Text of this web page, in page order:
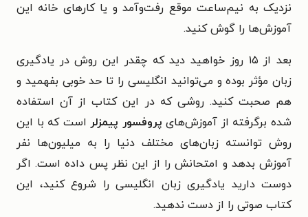
نزدیک به نیم‌ساعت موقع رفت‌وآمد و یا کارهای خانه این
آموزش‌ها را گوش کنید.
بعد از ۱۵ روز خواهید دید که چقدر این روش در یادگیری
زبان مؤثر بوده و می‌توانید انگلیسی را تا حد خوبی بفهمید و
هم صحبت کنید. روشی که در این کتاب از آن استفاده
شده برگرفته از آموزش‌های پروفسور پیمزلر است که با این
روش توانسته زبان‌های مختلف دنیا را به میلیون‌ها نفر
آموزش بدهد و امتحانش را از این نظر پس داده است. اگر
دوست دارید یادگیری زبان انگلیسی را شروع کنید، این
کتاب صوتی را از دست ندهید.